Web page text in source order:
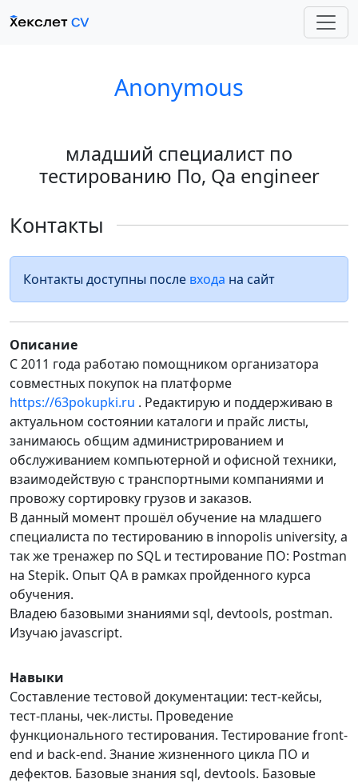
Anonymous
младший специалист по
тестированию По, Qa engineer
Контакты
Контакты доступны после входа на сайт
Описание
С 2011 года работаю помощником организатора
совместных покупок на платформе
https://63pokupki.ru . Редактирую и поддерживаю в
актуальном состоянии каталоги и прайс листы,
занимаюсь общим администрированием и
обслуживанием компьютерной и офисной техники,
взаимодействую с транспортными компаниями и
провожу сортировку грузов и заказов.
В данный момент прошёл обучение на младшего
специалиста по тестированию в innopolis university, а
так же тренажер по SQL и тестирование ПО: Postman
на Stepik. Опыт QA в рамках пройденного курса
обучения.
Владею базовыми знаниями sql, devtools, postman.
Изучаю javascript.
Навыки
Составление тестовой документации: тест-кейсы,
тест-планы, чек-листы. Проведение
функционального тестирования. Тестирование front-
end и back-end. Знание жизненного цикла ПО и
дефектов. Базовые знания sql, devtools. Базовые